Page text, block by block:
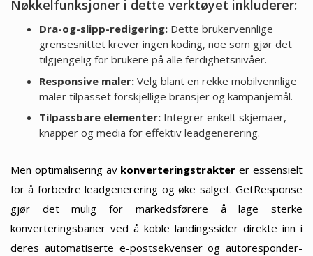
Nøkkelfunksjoner i dette verktøyet inkluderer:
Dra-og-slipp-redigering:Dette brukervennlige
grensesnittet krever ingen koding, noe som gjør det
tilgjengelig for brukere på alle ferdighetsnivåer.
Responsive maler:Velg blant en rekke mobilvennlige
maler tilpasset forskjellige bransjer og kampanjemål.
Tilpassbare elementer:Integrer enkelt skjemaer,
knapper og media for effektiv leadgenerering.
Men optimalisering av konverteringstrakter er essensielt
for å forbedre leadgenerering og øke salget. GetResponse
gjør det mulig for markedsførere å lage sterke
konverteringsbaner ved å koble landingssider direkte inn i
deres automatiserte e-postsekvenser og autoresponder-